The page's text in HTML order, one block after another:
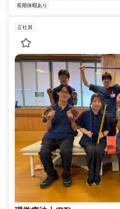
長期休暇あり
正社員